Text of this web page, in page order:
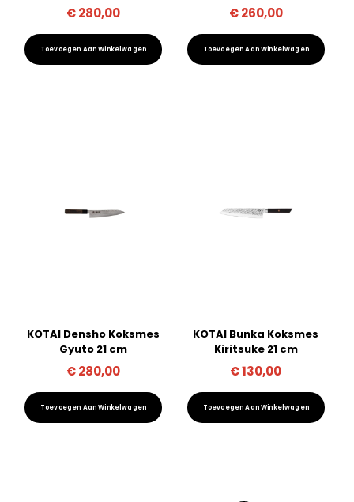
€280,00
Toevoegen Aan Winkelwagen
€260,00
Toevoegen Aan Winkelwagen
KOTAI Densho Koksmes
Gyuto 21 cm
€280,00
Toevoegen Aan Winkelwagen
KOTAI Bunka Koksmes
Kiritsuke 21 cm
€130,00
Toevoegen Aan Winkelwagen